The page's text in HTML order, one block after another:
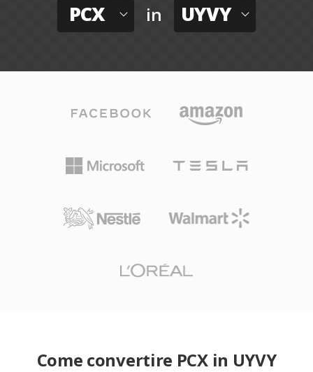
PCX in UYVY
Come convertire PCX in UYVY